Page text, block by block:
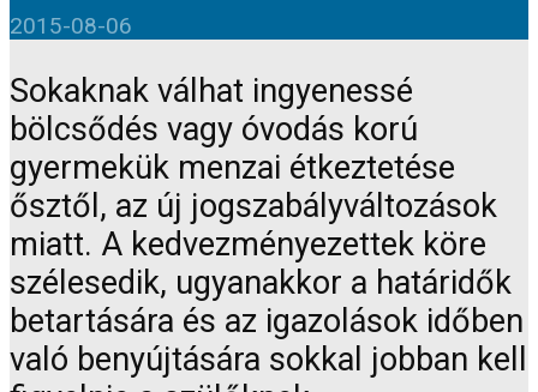
2015-08-06
Sokaknak válhat ingyenessé
bölcsődés vagy óvodás korú
gyermekük menzai étkeztetése
ősztől, az új jogszabályváltozások
miatt. A kedvezményezettek köre
szélesedik, ugyanakkor a határidők
betartására és az igazolások időben
való benyújtására sokkal jobban kell